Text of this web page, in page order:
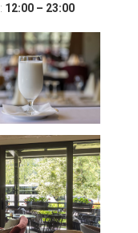
: 12:00 – 23:00